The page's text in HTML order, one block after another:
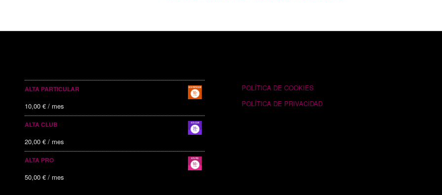
ALTA PARTICULAR
10,00 € / mes
ALTA CLUB
20,00 € / mes
ALTA PRO
50,00 € / mes
POLÍTICA DE COOKIES
POLÍTICA DE PRIVACIDAD